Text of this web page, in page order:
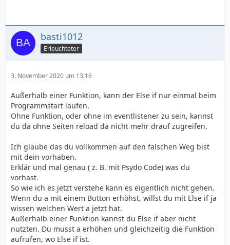
basti1012
Erleuchteter
3. November 2020 um 13:16
Außerhalb einer Funktion, kann der Else if nur einmal beim
Programmstart laufen.
Ohne Funktion, oder ohne im eventlistener zu sein, kannst
du da ohne Seiten reload da nicht mehr drauf zugreifen.
Ich glaube das du vollkommen auf den falschen Weg bist
mit dein vorhaben.
Erklär und mal genau ( z. B. mit Psydo Code) was du
vorhast.
So wie ich es jetzt verstehe kann es eigentlich nicht gehen.
Wenn du a mit einem Button erhöhst, willst du mit Else if ja
wissen welchen Wert a jetzt hat.
Außerhalb einer Funktion kannst du Else if aber nicht
nutzten. Du musst a erhöhen und gleichzeitig die Funktion
aufrufen, wo Else if ist.